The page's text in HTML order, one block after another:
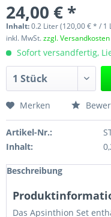
24,00 € *
Inhalt:0.2 Liter (120,00 € * / 1
inkl. MwSt.zzgl. Versandkosten
Sofort versandfertig,
Merken
Artikel-Nr.:
Inhalt:
Beschreibung
Das Apsinthion Set